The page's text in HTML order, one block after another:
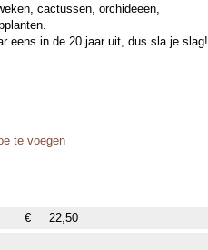
cactussen, orchideeën,
eens in de 20 jaar uit, dus sla je slag!
te voegen
€
22,50